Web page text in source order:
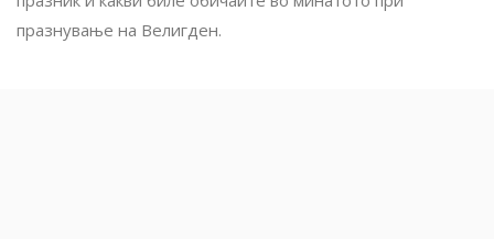
празнување на Велигден.